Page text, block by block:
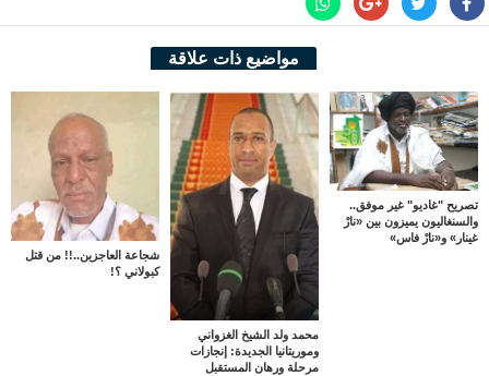
مواضيع ذات علاقة
تصريح "غاديو" غير موفق..
والسنغاليون يميزون بين «نارْ
غينار» و«نارْ فاس»
محمد ولد الشيخ الغزواني
وموريتانيا الجديدة: إنجازات
مرحلة ورهان المستقبل
شجاعة العاجزين..!! من قتل
كبولاني ؟!